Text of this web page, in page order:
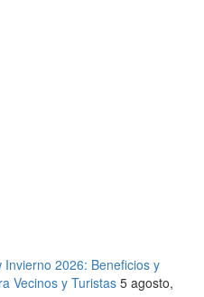
2026: Beneficios y
Vecinos y Turistas 5 agosto,